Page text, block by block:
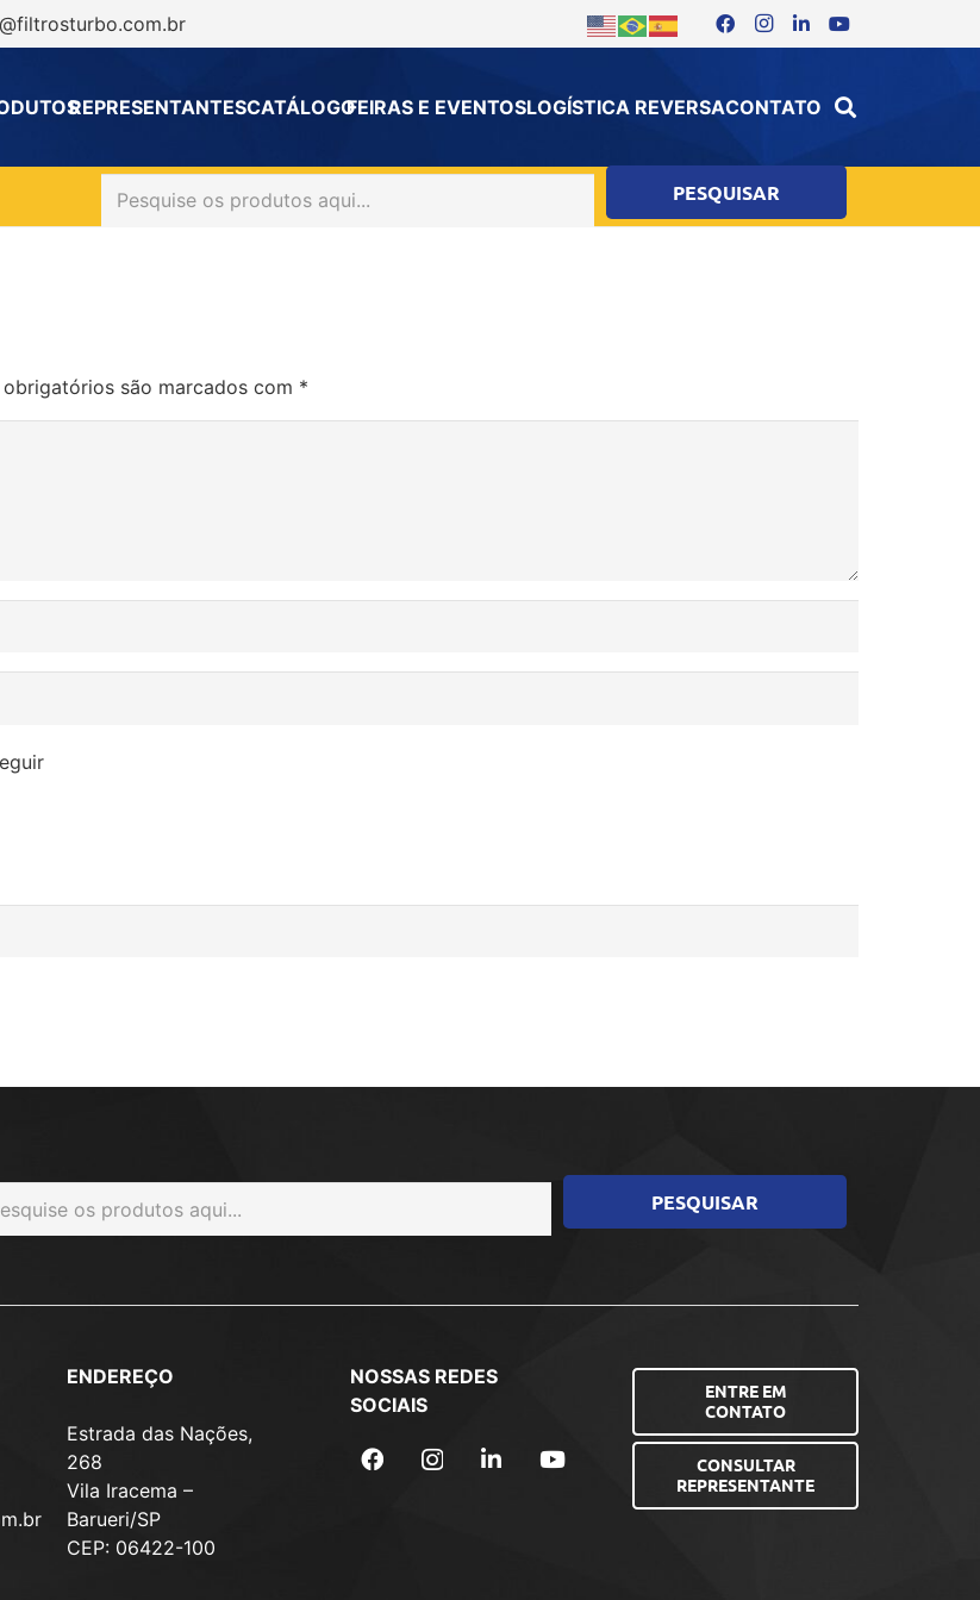
REPRESENTANTESCATÁLOGOFEIRAS E EVENTOSLOGÍSTICA REVERSACONTATO
obrigatórios são marcados com *
ENDEREÇO
Estrada das Nações,
268
Vila Iracema –
Barueri/SP
CEP: 06422-100
NOSSAS REDES
SOCIAIS
ENTRE EM
CONTATO
CONSULTAR
REPRESENTANTE